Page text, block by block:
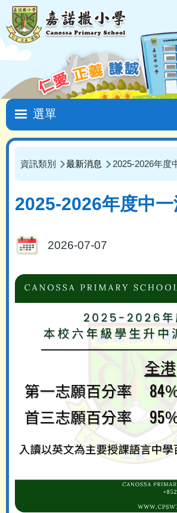
移至主內容
Main
navigation
導
連
資訊類別 最新消息 2025-2026年度
2025-2026年度中
2026-07-07